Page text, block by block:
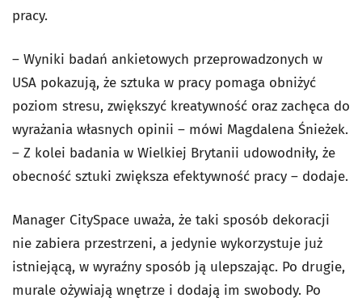
pracy.
– Wyniki badań ankietowych przeprowadzonych w
USA pokazują, że sztuka w pracy pomaga obniżyć
poziom stresu, zwiększyć kreatywność oraz zachęca do
wyrażania własnych opinii – mówi Magdalena Śnieżek.
– Z kolei badania w Wielkiej Brytanii udowodniły, że
obecność sztuki zwiększa efektywność pracy – dodaje.
Manager CitySpace uważa, że taki sposób dekoracji
nie zabiera przestrzeni, a jedynie wykorzystuje już
istniejącą, w wyraźny sposób ją ulepszając. Po drugie,
murale ożywiają wnętrze i dodają im swobody. Po